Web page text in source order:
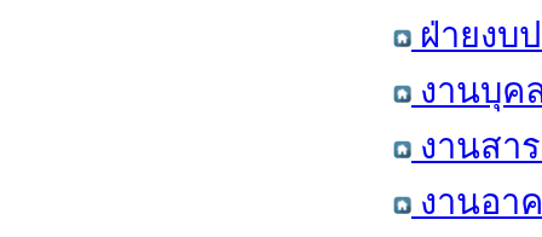
ฝ่ายงบ
งานบุค
งานสา
งานอา